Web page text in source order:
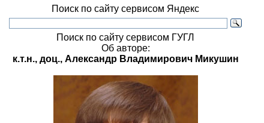
Поиск по сайту сервисом Яндекс
Поиск по сайту сервисом ГУГЛ
Об авторе:
к.т.н., доц., Александр Владимирович Микушин